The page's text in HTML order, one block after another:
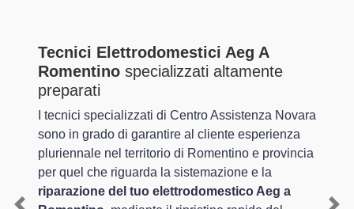
Tecnici Elettrodomestici Aeg A
Romentino specializzati altamente
preparati
I tecnici specializzati di Centro Assistenza Novara
sono in grado di garantire al cliente esperienza
pluriennale nel territorio di Romentino e provincia
per quel che riguarda la sistemazione e la
riparazione del tuo elettrodomestico Aeg a